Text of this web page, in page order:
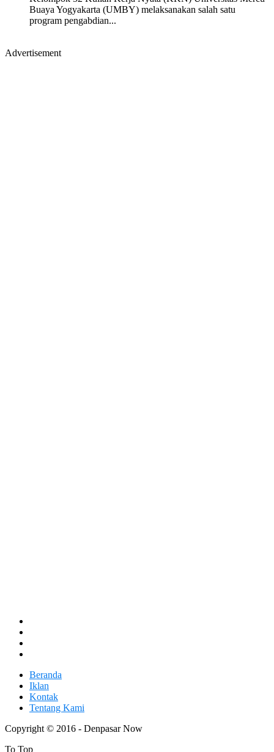
Buaya Yogyakarta (UMBY) melaksanakan salah satu
program pengabdian...
Advertisement
Beranda
Iklan
Kontak
Tentang Kami
Copyright © 2016 - Denpasar Now
To Top